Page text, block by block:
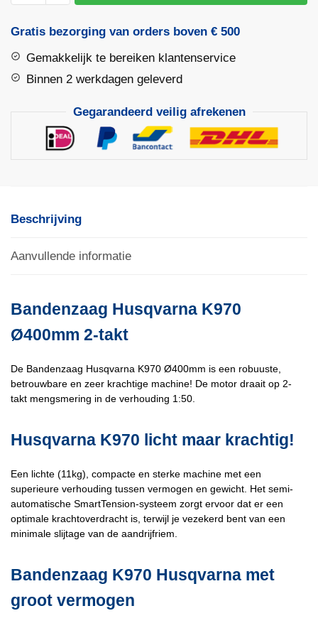
Ø400mm
Gratis bezorging van orders boven € 500
Gemakkelijk te bereiken klantenservice
Binnen 2 werkdagen geleverd
Gegarandeerd veilig afrekenen
Beschrijving
Aanvullende informatie
Bandenzaag Husqvarna K970
Ø400mm 2-takt
De Bandenzaag Husqvarna K970 Ø400mm is een robuuste,
betrouwbare en zeer krachtige machine! De motor draait op 2-
takt mengsmering in de verhouding 1:50.
Husqvarna K970 licht maar krachtig!
Een lichte (11kg), compacte en sterke machine met een
superieure verhouding tussen vermogen en gewicht. Het semi-
automatische SmartTension-systeem zorgt ervoor dat er een
optimale krachtoverdracht is, terwijl je vezekerd bent van een
minimale slijtage van de aandrijfriem.
Bandenzaag K970 Husqvarna met
groot vermogen